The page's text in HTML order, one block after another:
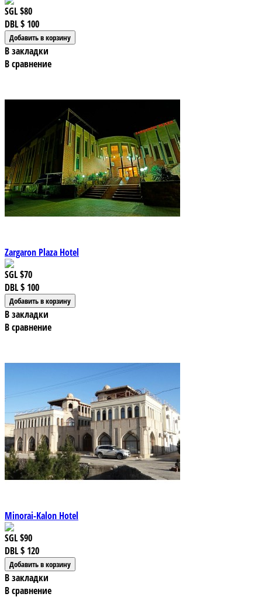
SGL$80
DBL$ 100
В закладки
В сравнение
Zargaron Plaza Hotel
SGL$70
DBL$ 100
В закладки
В сравнение
Minorai-Kalon Hotel
SGL$90
DBL$ 120
В закладки
В сравнение